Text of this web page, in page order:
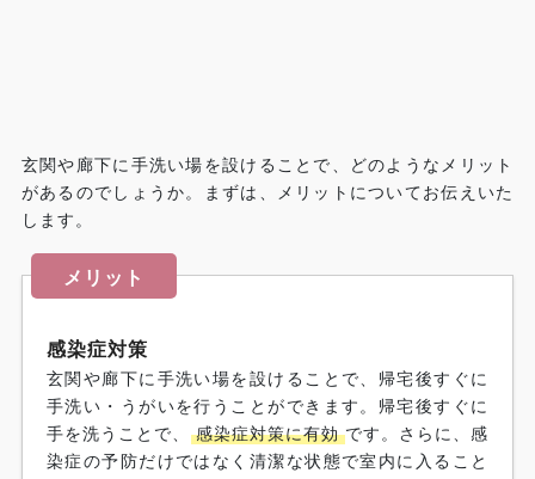
玄関や廊下に手洗い場を設けることで、どのようなメリット
があるのでしょうか。まずは、メリットについてお伝えいた
します。
メリット
感染症対策
玄関や廊下に手洗い場を設けることで、帰宅後すぐに
手洗い・うがいを行うことができます。帰宅後すぐに
手を洗うことで、
感染症対策に有効 です。さらに、感
染症の予防だけではなく清潔な状態で室内に入ること